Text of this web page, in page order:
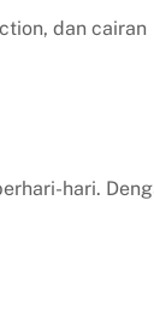
dan cairan
hari.